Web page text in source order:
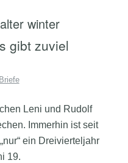
winter
gibt zuviel
Briefe
Leni und Rudolf
Immerhin ist seit
ein Dreivierteljahr
19.